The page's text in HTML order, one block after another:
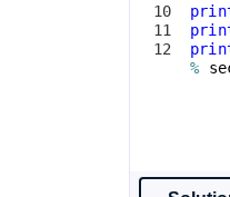
10
11
12
%